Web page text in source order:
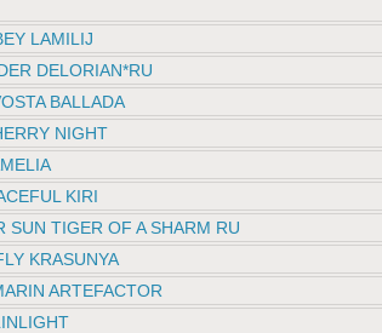
LAMILIJ
DELORIAN*RU
BALLADA
NIGHT
KIRI
SUN TIGER OF A SHARM RU
KRASUNYA
ARTEFACTOR